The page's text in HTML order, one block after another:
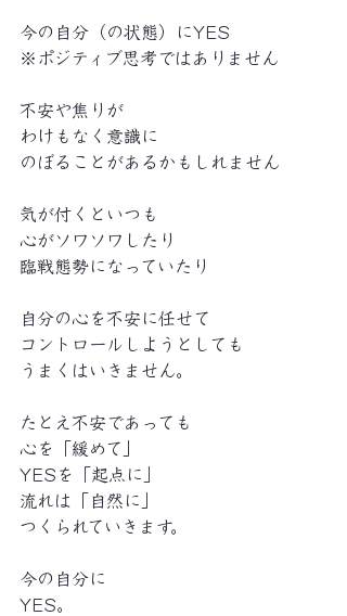
今の自分（の状態）にYES
※ポジティブ思考ではありません
不安や焦りが
わけもなく意識に
のぼることがあるかもしれません
気が付くといつも
心がソワソワしたり
臨戦態勢になっていたり
自分の心を不安に任せて
コントロールしようとしても
うまくはいきません。
たとえ不安であっても
心を「緩めて」
YESを「起点に」
流れは「自然に」
つくられていきます。
今の自分に
YES。